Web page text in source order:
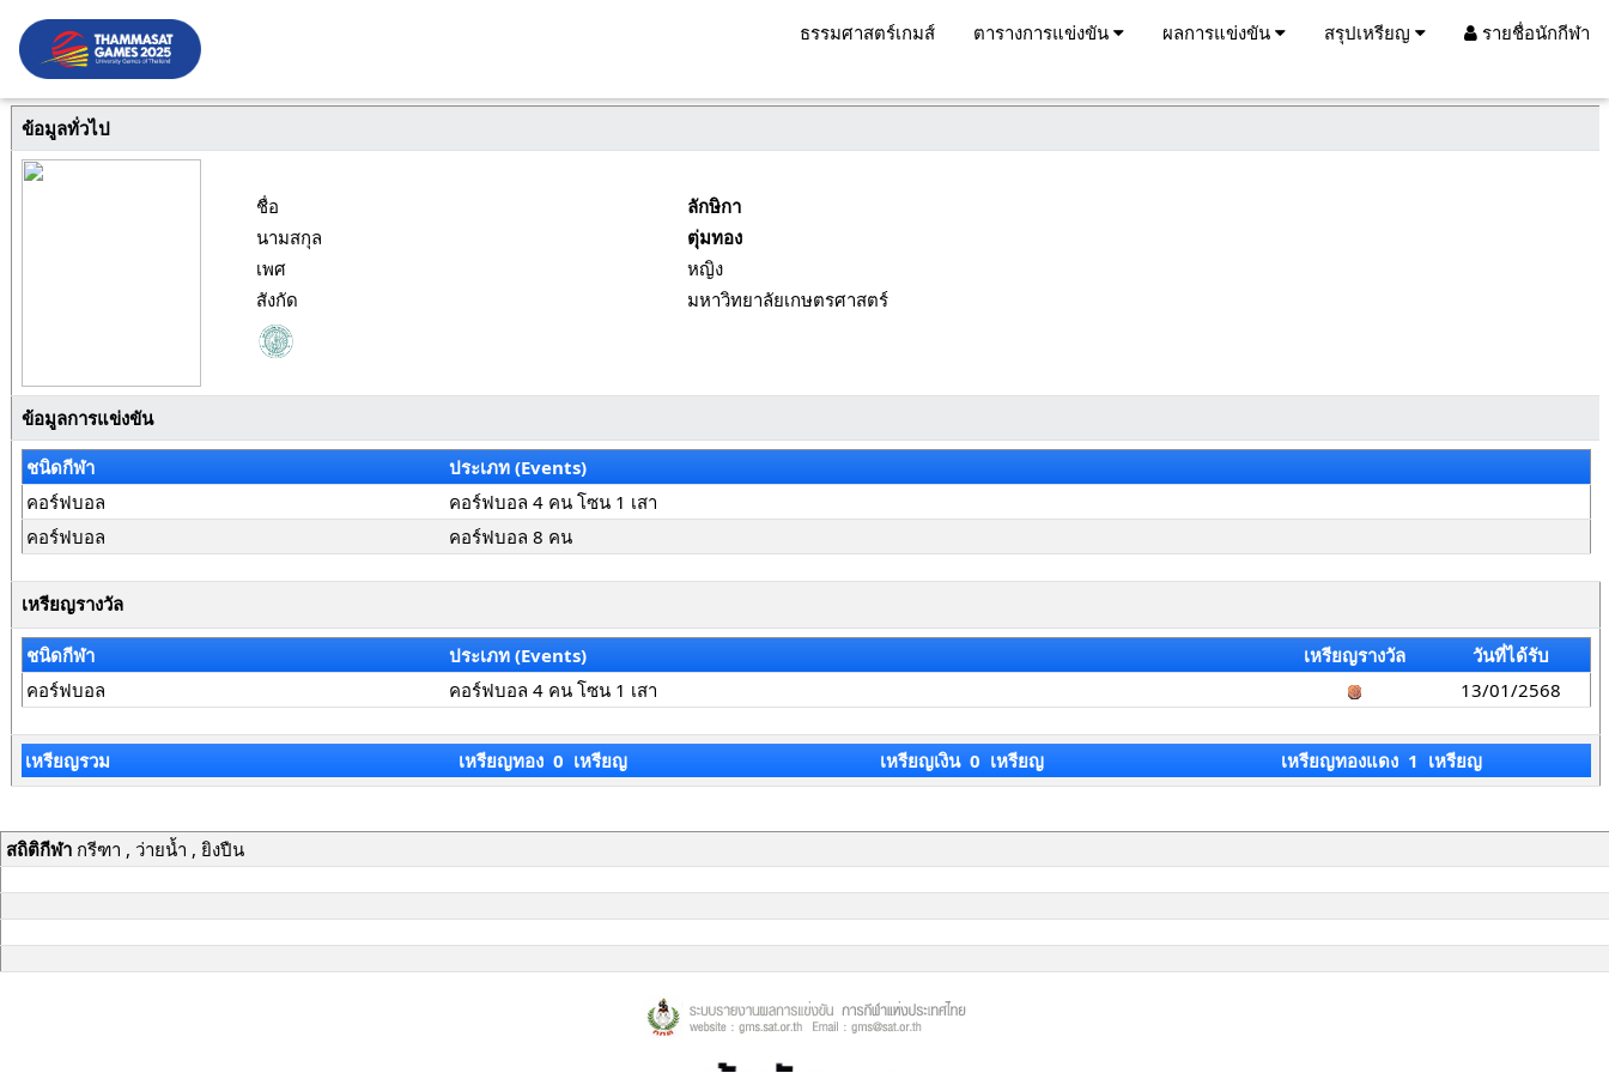
ธรรมศาสตร์เกมส์ ตารางการแข่งขัน ผลการแข่งขัน สรุปเหรียญ รายชื่อนักกีฬา
ข้อมูลทั่วไป
ชื่อ
ลักษิกา
นามสกุล
ตุ่มทอง
เพศ
หญิง
สังกัด
มหาวิทยาลัยเกษตรศาสตร์
ข้อมูลการแข่งขัน
ชนิดกีฬา
ประเภท (Events)
คอร์ฟบอล
คอร์ฟบอล 4 คน โซน 1 เสา
คอร์ฟบอล
คอร์ฟบอล 8 คน
เหรียญรางวัล
ชนิดกีฬา ประเภท (Events) เหรียญรางวัล
วันที่ได้รับ
คอร์ฟบอล
คอร์ฟบอล 4 คน โซน 1 เสา 13/01/2568
เหรียญรวม เหรียญทอง 0 เหรียญ เหรียญเงิน 0 เหรียญ เหรียญทองแดง 1 เหรียญ
สถิติกีฬากรีฑา , ว่ายน้ำ , ยิงปืน